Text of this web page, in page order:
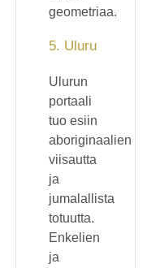
geometriaa.
5. Uluru
Ulurun
portaali
tuo esiin
aboriginaalien
viisautta
ja
jumalallista
totuutta.
Enkelien
ja